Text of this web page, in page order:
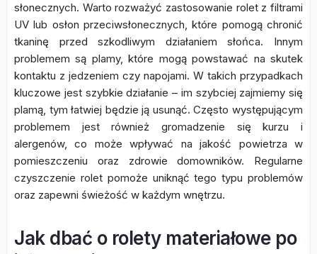
słonecznych. Warto rozważyć zastosowanie rolet z filtrami
UV lub osłon przeciwsłonecznych, które pomogą chronić
tkaninę przed szkodliwym działaniem słońca. Innym
problemem są plamy, które mogą powstawać na skutek
kontaktu z jedzeniem czy napojami. W takich przypadkach
kluczowe jest szybkie działanie – im szybciej zajmiemy się
plamą, tym łatwiej będzie ją usunąć. Często występującym
problemem jest również gromadzenie się kurzu i
alergenów, co może wpływać na jakość powietrza w
pomieszczeniu oraz zdrowie domowników. Regularne
czyszczenie rolet pomoże uniknąć tego typu problemów
oraz zapewni świeżość w każdym wnętrzu.
Jak dbać o rolety materiałowe po